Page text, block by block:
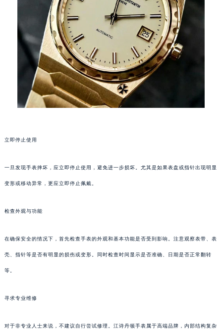
立即停止使用
一旦发现手表摔坏，应立即停止使用，避免进一步损坏。尤其是如果表盘或指针出现明显
变形或移动异常，更应立即停止佩戴。
检查外观与功能
在确保安全的情况下，首先检查手表的外观和基本功能是否受到影响。注意观察表带、表
壳、指针等是否有明显的损伤或变形。同时检查时间显示是否准确、日期是否正常翻转
等。
寻求专业维修
对于非专业人士来说，不建议自行尝试修理。江诗丹顿手表属于高端品牌，内部结构复杂